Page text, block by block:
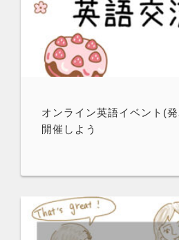
オンライン英語イベント(
開催しよう